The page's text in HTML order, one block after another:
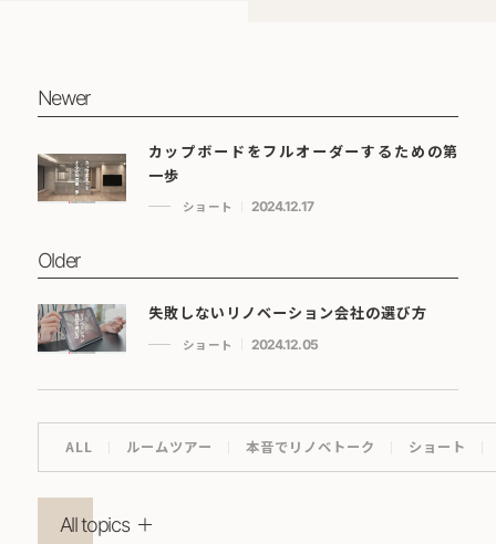
Newer
カップボードをフルオーダーするための第
一歩
ショート 2024.12.17
Older
失敗しないリノベーション会社の選び方
ショート 2024.12.05
ALL ルームツアー 本音でリノベトーク ショート
All topics